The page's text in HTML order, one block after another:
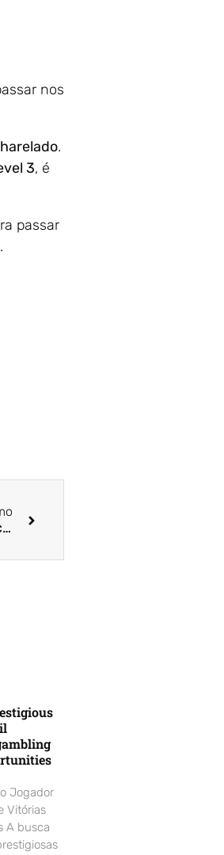
nos
.
3, é
passar
Líder Empresarial: Valcemiro Nossa é eleito na categoria Ensino Superior Privado
Jogador
Vitórias
A busca